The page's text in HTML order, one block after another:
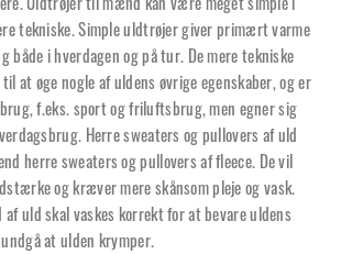
tekniske. Simple uldtrøjer giver primært varme
både i hverdagen og på tur. De mere tekniske
at øge nogle af uldens øvrige egenskaber, og er
f.eks. sport og friluftsbrug, men egner sig
Herre sweaters og pullovers af uld
herre sweaters og pullovers af fleece. De vil
og kræver mere skånsom pleje og vask.
uld skal vaskes korrekt for at bevare uldens
at ulden krymper.